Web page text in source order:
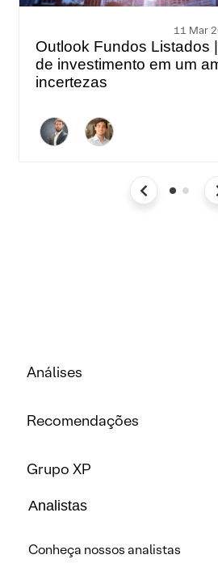
11 Mar
Outlook Fundos Listados
de investimento em um
incertezas
Análises
Recomendações
Grupo XP
Analistas
Conheça nossos analistas